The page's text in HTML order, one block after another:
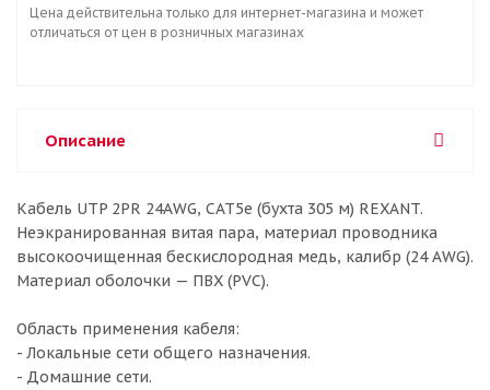
Цена действительна только для интернет-магазина и может
отличаться от цен в розничных магазинах
Описание
Кабель UTP 2PR 24AWG, CAT5e (бухта 305 м) REXANT.
Неэкранированная витая пара, материал проводника
высокоочищенная бескислородная медь, калибр (24 AWG).
Материал оболочки — ПВХ (PVC).
Область применения кабеля:
- Локальные сети общего назначения.
- Домашние сети.